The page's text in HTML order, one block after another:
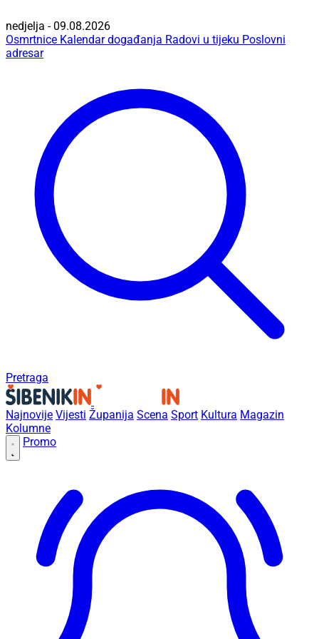
nedjelja - 09.08.2026
Osmrtnice Kalendar događanja Radovi u tijeku Poslovni
adresar
Pretraga
Najnovije Vijesti Županija Scena Sport Kultura Magazin
Kolumne
Promo